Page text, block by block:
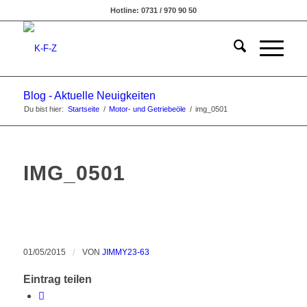
Hotline: 0731 / 970 90 50
Blog - Aktuelle Neuigkeiten
Du bist hier: Startseite / Motor- und Getriebeöle / img_0501
IMG_0501
01/05/2015 / VON JIMMY23-63
Eintrag teilen